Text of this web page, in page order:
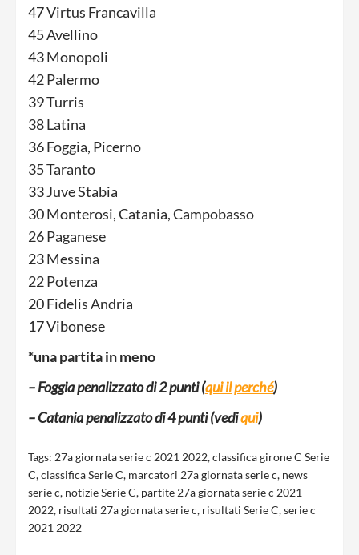
47 Virtus Francavilla
45 Avellino
43 Monopoli
42 Palermo
39 Turris
38 Latina
36 Foggia, Picerno
35 Taranto
33 Juve Stabia
30 Monterosi, Catania, Campobasso
26 Paganese
23 Messina
22 Potenza
20 Fidelis Andria
17 Vibonese
*una partita in meno
– Foggia penalizzato di 2 punti (qui il perché)
– Catania penalizzato di 4 punti (vediqui)
Tags: 27a giornata serie c 2021 2022,classifica girone C Serie
C,classifica Serie C, marcatori 27a giornata serie c, news
serie c, notizie Serie C, partite 27a giornata serie c 2021
2022, risultati 27a giornata serie c, risultati Serie C,serie c
2021 2022